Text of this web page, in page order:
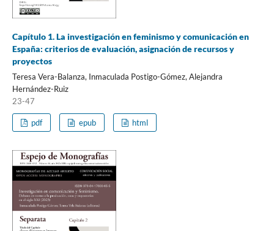
Capítulo 1. La investigación en feminismo y comunicación en
España: criterios de evaluación, asignación de recursos y
proyectos
Teresa Vera-Balanza, Inmaculada Postigo-Gómez, Alejandra
Hernández-Ruiz
23-47
pdf epub html